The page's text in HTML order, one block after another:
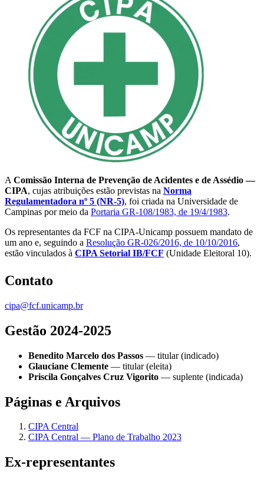
A Comissão Interna de Prevenção de Acidentes e de Assédio —
CIPA, cujas atribuições estão previstas na Norma
Regulamentadora nº 5 (NR-5), foi criada na Universidade de
Campinas por meio da Portaria GR-108/1983, de 19/4/1983.
Os representantes da FCF na CIPA-Unicamp possuem mandato de
um ano e, seguindo a Resolução GR-026/2016, de 10/10/2016,
estão vinculados à CIPA Setorial IB/FCF (Unidade Eleitoral 10).
Contato
cipa@fcf.unicamp.br
Gestão 2024-2025
Benedito Marcelo dos Passos — titular (indicado)
Glauciane Clemente — titular (eleita)
Priscila Gonçalves Cruz Vigorito — suplente (indicada)
Páginas e Arquivos
CIPA Central
CIPA Central — Plano de Trabalho 2023
Ex-representantes